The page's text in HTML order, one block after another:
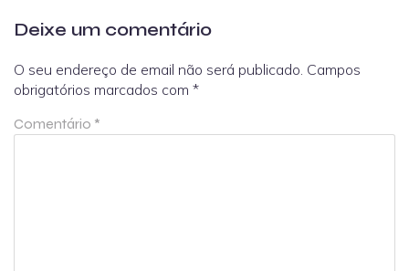
Deixe um comentário
O seu endereço de email não será publicado. Campos
obrigatórios marcados com *
Comentário *